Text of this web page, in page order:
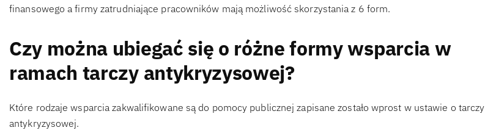
finansowego a firmy zatrudniające pracowników mają możliwość skorzystania z 6 form.
Czy można ubiegać się o różne formy wsparcia w
ramach tarczy antykryzysowej?
Które rodzaje wsparcia zakwalifikowane są do pomocy publicznej zapisane zostało wprost w ustawie o tarczy
antykryzysowej.